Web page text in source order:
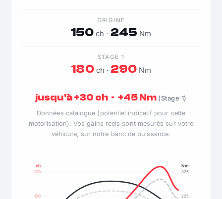
ORIGINE
150 ch · 245 Nm
STAGE 1
180ch · 290 Nm
jusqu'à +30 ch · +45 Nm (Stage 1)
Données catalogue (potentiel indicatif pour cette
motorisation). Vos gains réels sont mesurés sur votre
véhicule, sur notre banc de puissance.
130
200
225
325
ch Nm